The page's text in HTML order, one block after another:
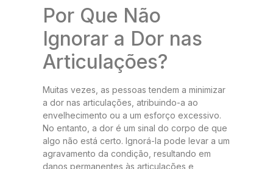
Por Que Não
Ignorar a Dor nas
Articulações?
Muitas vezes, as pessoas tendem a minimizar
a dor nas articulações, atribuindo-a ao
envelhecimento ou a um esforço excessivo.
No entanto, a dor é um sinal do corpo de que
algo não está certo. Ignorá-la pode levar a um
agravamento da condição, resultando em
danos permanentes às articulações e